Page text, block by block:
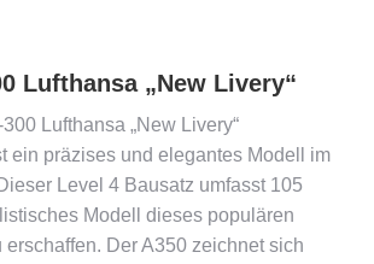
Lufthansa „New Livery“
Lufthansa „New Livery“
ein präzises und elegantes Modell im
Level 4 Bausatz umfasst 105
Modell dieses populären
Der A350 zeichnet sich